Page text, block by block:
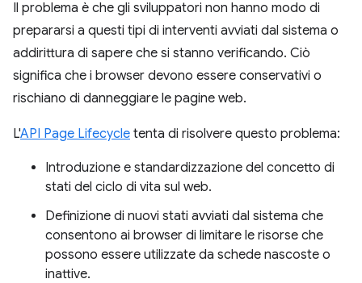
Il problema è che gli sviluppatori non hanno modo di
prepararsi a questi tipi di interventi avviati dal sistema o
addirittura di sapere che si stanno verificando. Ciò
significa che i browser devono essere conservativi o
rischiano di danneggiare le pagine web.
L'API Page Lifecycle tenta di risolvere questo problema:
Introduzione e standardizzazione del concetto di
stati del ciclo di vita sul web.
Definizione di nuovi stati avviati dal sistema che
consentono ai browser di limitare le risorse che
possono essere utilizzate da schede nascoste o
inattive.